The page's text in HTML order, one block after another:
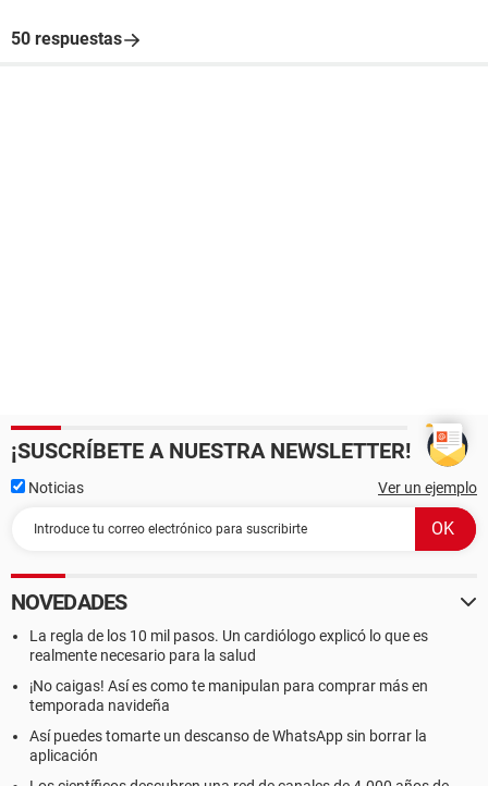
50 respuestas
¡SUSCRÍBETE A NUESTRA NEWSLETTER!
Noticias Ver un ejemplo
NOVEDADES
La regla de los 10 mil pasos. Un cardiólogo explicó lo que es
realmente necesario para la salud
¡No caigas! Así es como te manipulan para comprar más en
temporada navideña
Así puedes tomarte un descanso de WhatsApp sin borrar la
aplicación